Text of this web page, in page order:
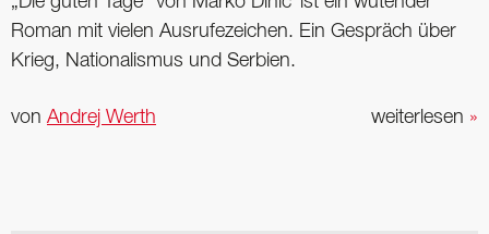
Roman mit vielen Ausrufezeichen. Ein Gespräch über
Krieg, Nationalismus und Serbien.
weiterlesen »
von Andrej Werth